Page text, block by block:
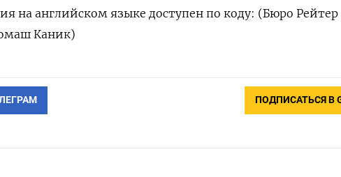
на английском языке доступен по коду: (Бюро Рейтер
Каник)
ПОДПИСАТЬСЯ В